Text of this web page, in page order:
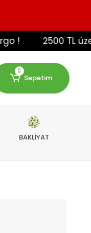
2500 TL üzeri
0
Sepetim
BAKLİYAT